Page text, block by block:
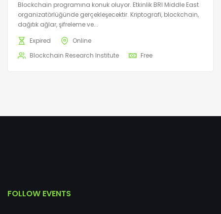
Blockchain programına konuk oluyor. Etkinlik BRI Middle East
organizatörlüğünde gerçekleşecektir. Kriptografi, blockchain,
dağıtık ağlar, şifreleme ve...
Expired
Online
Blockchain Research Institute
Free
FOLLOW EVENTS